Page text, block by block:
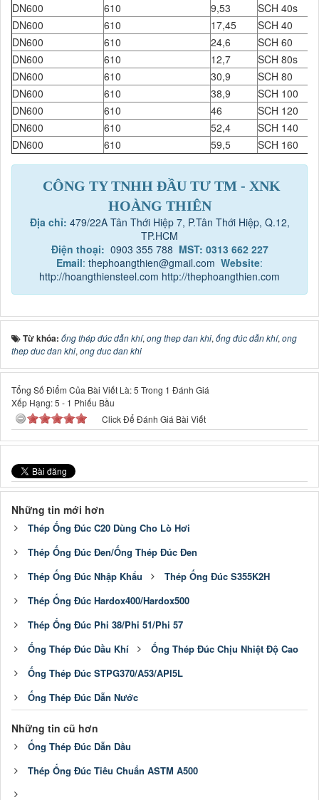
DN600 610 9,53
SCH 40s
DN600
610 17,45
SCH 40
DN600
610 24,6
SCH 60
DN600
610 12,7
SCH 80s
DN600
610 30,9
SCH 80
DN600
610 38,9
SCH 100
DN600
610 46
SCH 120
DN600
610 52,4
SCH 140
DN600
610 59,5 SCH 160
CÔNG TY TNHH ĐẦU TƯ TM - XNK
HOÀNG THIÊN
Địa chỉ: 479/22A Tân Thới Hiệp 7, P.Tân Thới Hiệp, Q.12,
TP.HCM
Điện thoại: 0903 355 788 MST: 0313 662 227
Email: thephoangthien@gmail.com Website:
http://hoangthiensteel.com http://thephoangthien.com
Từ khóa: ống thép đúc dẫn khí, ong thep dan khi, ống đúc dẫn khí, ong
thep duc dan khi, ong duc dan khi
Tổng Số Điểm Của Bài Viết Là: 5 Trong 1 Đánh Giá
Xếp Hạng:5 - 1 Phiếu Bầu
Click Để Đánh Giá Bài Viết
Những tin mới hơn
Thép Ống Đúc C20 Dùng Cho Lò Hơi
Thép Ống Đúc Đen/Ống Thép Đúc Đen
Thép Ống Đúc Nhập Khẩu
Thép Ống Đúc S355K2H
Thép Ống Đúc Hardox400/Hardox500
Thép Ống Đúc Phi 38/Phi 51/Phi 57
Ống Thép Đúc Dầu Khí
Ống Thép Đúc Chịu Nhiệt Độ Cao
Ống Thép Đúc STPG370/A53/API5L
Ống Thép Đúc Dẫn Nước
Những tin cũ hơn
Ống Thép Đúc Dẫn Dầu
Thép Ống Đúc Tiêu Chuẩn ASTM A500